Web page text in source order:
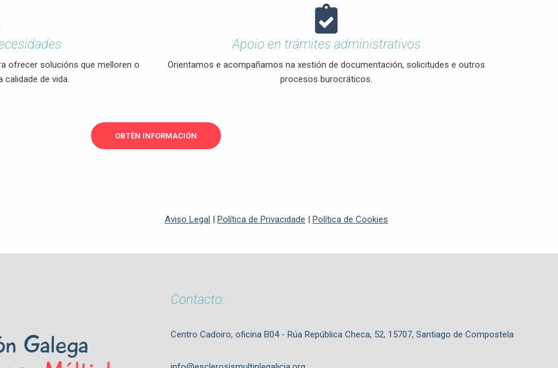
ofrecer solucións que melloren o
calidade de vida.
Apoio en trámites administrativos
Orientamos e acompañamos na xestión de documentación, solicitudes e outros
procesos burocráticos.
OBTÉN INFORMACIÓN
Aviso Legal | Política de Privacidade | Política de Cookies
Contacto:
Centro Cadoiro, oficina B04 - Rúa República Checa, 52, 15707, Santiago de Compostela